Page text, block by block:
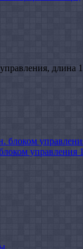
длина